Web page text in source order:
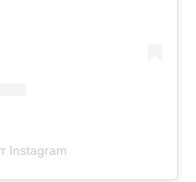
Instagram